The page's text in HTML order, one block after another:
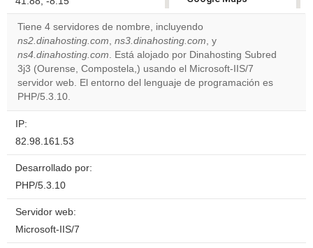
correctly.
Do you
own this
website?
OK
Tiene 4 servidores de nombre, incluyendo
ns2.dinahosting.com, ns3.dinahosting.com, y
ns4.dinahosting.com. Está alojado por Dinahosting Subred
3j3 (Ourense, Compostela,) usando el Microsoft-IIS/7
servidor web. El entorno del lenguaje de programación es
PHP/5.3.10.
IP:
82.98.161.53
Desarrollado por:
PHP/5.3.10
Servidor web:
Microsoft-IIS/7